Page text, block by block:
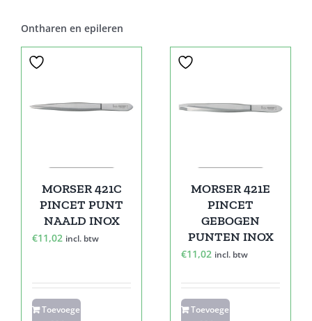
Ontharen en epileren
MORSER 421C
PINCET PUNT
NAALD INOX
€11,02 incl. btw
Toevoegen
MORSER 421E
PINCET
GEBOGEN
PUNTEN INOX
€11,02 incl. btw
Toevoegen